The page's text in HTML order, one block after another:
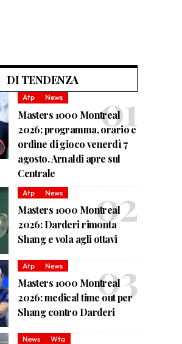
DI TENDENZA
Atp News
Masters 1000 Montreal
2026: programma, orario e
ordine di gioco venerdì 7
agosto. Arnaldi apre sul
Centrale
Atp News
Masters 1000 Montreal
2026: Darderi rimonta
Shang e vola agli ottavi
Atp News
Masters 1000 Montreal
2026: medical time out per
Shang contro Darderi
News Wta